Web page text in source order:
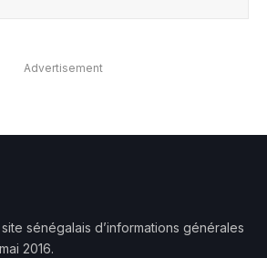
Advertisement
sénégalais d’informations générales
2016.